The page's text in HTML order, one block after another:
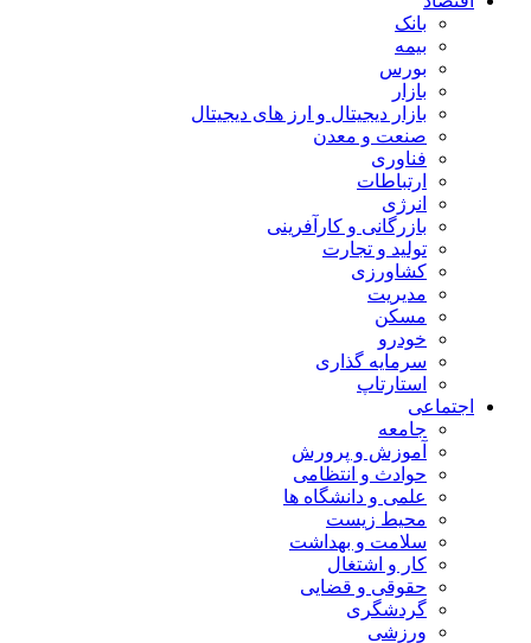
بانک
بیمه
بورس
بازار
بازار دیجیتال و ارز های دیجیتال
صنعت و معدن
فناوری
ارتباطات
انرژی
بازرگانی و کارآفرینی
تولید و تجارت
کشاورزی
مدیریت
مسکن
خودرو
سرمایه گذاری
استارتاپ
اجتماعی
جامعه
آموزش و پرورش
حوادث و انتظامی
علمی و دانشگاه ها
محیط زیست
سلامت و بهداشت
کار و اشتغال
حقوقی و قضایی
گردشگری
ورزشی